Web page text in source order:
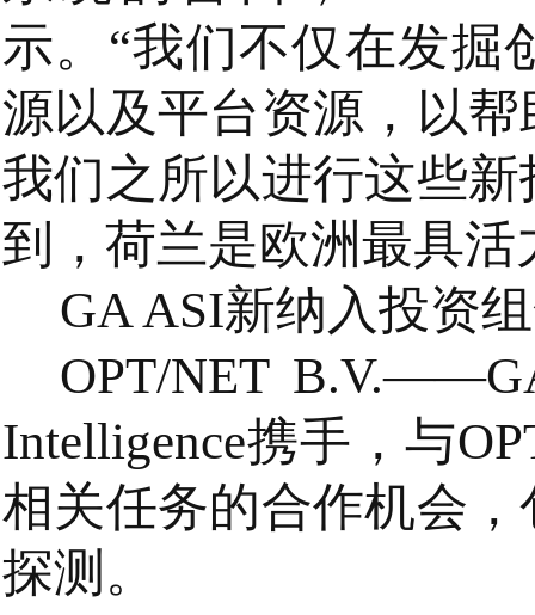
示。“我们不仅在发掘
源以及平台资源，以
我们之所以进行这些
到，荷兰是欧洲最具
GA ASI新纳入投资
OPT/NET
Intelligence携手，与
相关任务的合作机会
探测。